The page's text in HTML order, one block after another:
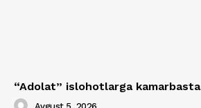
“Adolat” islohotlarga kamarbasta